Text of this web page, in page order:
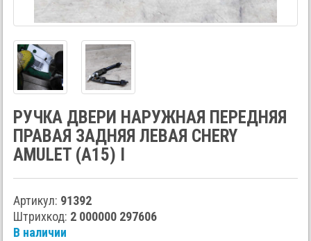
РУЧКА ДВЕРИ НАРУЖНАЯ ПЕРЕДНЯЯ
ПРАВАЯ ЗАДНЯЯ ЛЕВАЯ CHERY
AMULET (A15) I
Артикул: 91392
Штрихкод: 2 000000 297606
В наличии